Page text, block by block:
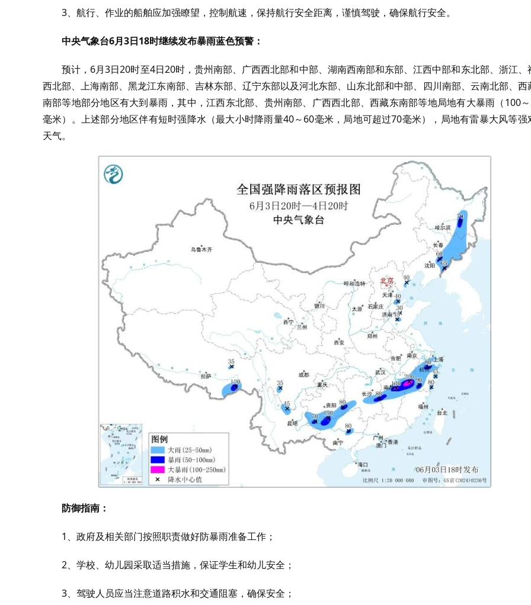
3、航行、作业的船舶应加强瞭望，控制航速，保持航行安全距离，谨慎驾驶，确保航行安全。
中央气象台6月3日18时继续发布暴雨蓝色预警：
预计，6月3日20时至4日20时，贵州南部、广西西北部和中部、湖南西南部和东部、江西中部和东北部、浙江、
西北部、上海南部、黑龙江东南部、吉林东部、辽宁东部以及河北东部、山东北部和中部、四川南部、云南北部、西
南部等地部分地区有大到暴雨，其中，江西东北部、贵州南部、广西西北部、西藏东南部等地局地有大暴雨（100
毫米）。上述部分地区伴有短时强降水（最大小时降雨量40～60毫米，局地可超过70毫米），局地有雷暴大风等强
天气。
防御指南：
1、政府及相关部门按照职责做好防暴雨准备工作；
2、学校、幼儿园采取适当措施，保证学生和幼儿安全；
3、驾驶人员应当注意道路积水和交通阻塞，确保安全；